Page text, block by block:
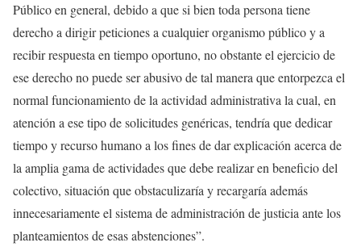
Público en general, debido a que si bien toda persona tiene
derecho a dirigir peticiones a cualquier organismo público y a
recibir respuesta en tiempo oportuno, no obstante el ejercicio de
ese derecho no puede ser abusivo de tal manera que entorpezca el
normal funcionamiento de la actividad administrativa la cual, en
atención a ese tipo de solicitudes genéricas, tendría que dedicar
tiempo y recurso humano a los fines de dar explicación acerca de
la amplia gama de actividades que debe realizar en beneficio del
colectivo, situación que obstaculizaría y recargaría además
innecesariamente el sistema de administración de justicia ante los
planteamientos de esas abstenciones”.